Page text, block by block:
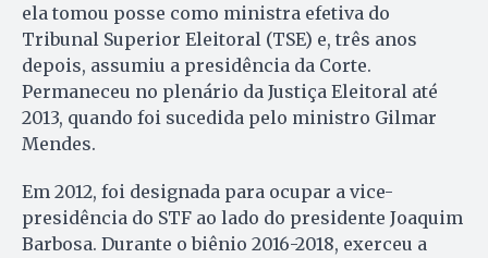
ela tomou posse como ministra efetiva do
Tribunal Superior Eleitoral (TSE) e, três anos
depois, assumiu a presidência da Corte.
Permaneceu no plenário da Justiça Eleitoral até
2013, quando foi sucedida pelo ministro Gilmar
Mendes.
Em 2012, foi designada para ocupar a vice-
presidência do STF ao lado do presidente Joaquim
Barbosa. Durante o biênio 2016-2018, exerceu a